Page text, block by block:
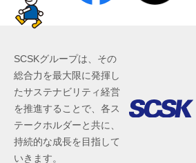
SCSKグループは、その
総合力を最大限に発揮し
たサステナビリティ経営
を推進することで、各ス
テークホルダーと共に、
持続的な成長を目指して
いきます。